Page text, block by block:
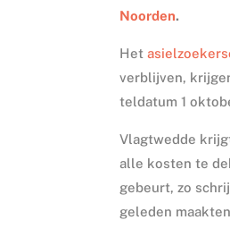
Noorden.
Het
verblijven,
teldatum 1
Vlagtwedde
alle kosten te
gebeurt, zo
geleden